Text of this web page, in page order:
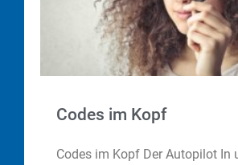
Codes im Kopf
Codes im Kopf Der Autopilot In